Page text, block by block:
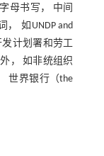
母书写， 中间
如UNDP and
发计划署和劳工
， 如非统组织
世界银行（the